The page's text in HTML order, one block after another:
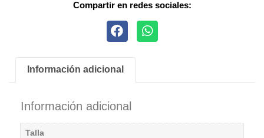
Compartir en redes sociales:
Información adicional
Información adicional
Talla